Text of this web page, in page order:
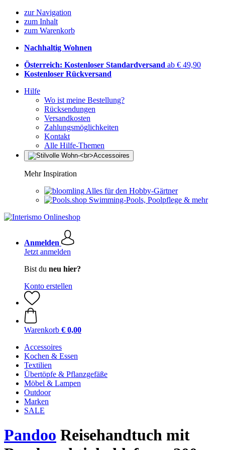
zur Navigation
zum Inhalt
zum Warenkorb
Nachhaltig Wohnen
Österreich: Kostenloser Standardversand ab € 49,90
Kostenloser Rückversand
Hilfe
Wo ist meine Bestellung?
Rücksendungen
Versandkosten
Zahlungsmöglichkeiten
Kontakt
Alle Hilfe-Themen
Mehr Inspiration
Alles für den Hobby-Gärtner
Swimming-Pools, Poolpflege & mehr
Anmelden
Jetzt anmelden
Bist du neu hier?
Konto erstellen
Warenkorb € 0,00
Accessoires
Kochen & Essen
Textilien
Übertöpfe & Pflanzgefäße
Möbel & Lampen
Outdoor
Marken
SALE
Pandoo Reisehandtuch mit